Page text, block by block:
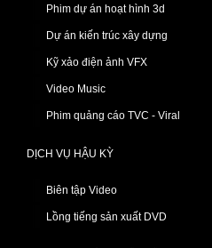
Phim dự án hoạt hình 3d
Dự án kiến trúc xây dựng
Kỹ xảo điện ảnh VFX
Video Music
Phim quảng cáo TVC - Viral
DỊCH VỤ HẬU KỲ
Biên tập Video
Lồng tiếng sản xuất DVD